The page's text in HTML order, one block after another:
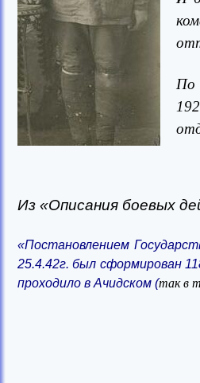
По
Из «Описания боевых
«Постановлением
25.4.42г. был сформирован
проходило в Ачидском (так в